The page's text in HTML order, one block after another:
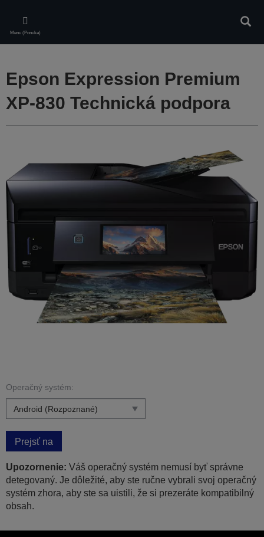
main
content
Menu (Ponuka)
Epson Expression Premium
XP-830 Technická podpora
Operačný systém:
Prejsť na
Upozornenie: Váš operačný systém nemusí byť správne
detegovaný. Je dôležité, aby ste ručne vybrali svoj operačný
systém zhora, aby ste sa uistili, že si prezeráte kompatibilný
obsah.